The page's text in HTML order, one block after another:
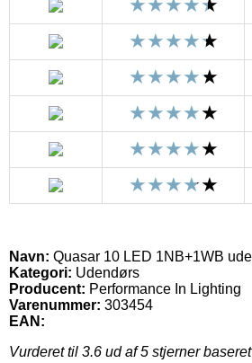
Navn: Quasar 10 LED 1NB+1WB
Kategori: Udendørs
Producent: Performance In Lighting
Varenummer: 303454
EAN:
Vurderet til 3.6 ud af 5 stjerner